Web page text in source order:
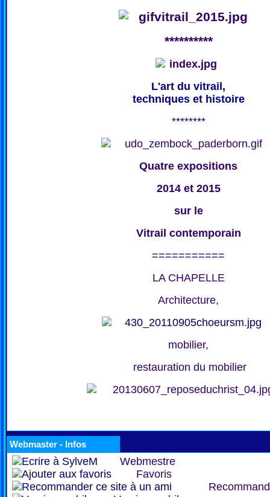
**********
L'art du vitrail,
techniques et histoire
********
Quatre expositions
2014 et 2015
sur le
Vitrail contemporain
===========
LA CHAPELLE
Architecture,
mobilier,
restauration du mobilier
Webmaster - Infos
Webmestre
Favoris